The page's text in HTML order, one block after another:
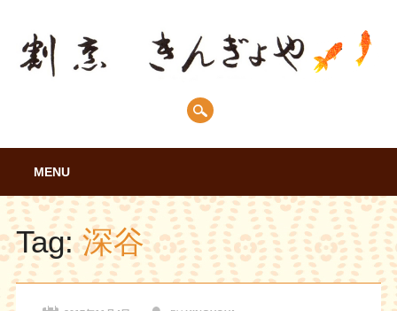
Main menu
content
MENU
Tag:深谷